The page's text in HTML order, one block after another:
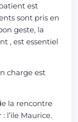
est
sont pris en
geste, la
, est essentiel
charge est
la rencontre
l’ile Maurice.